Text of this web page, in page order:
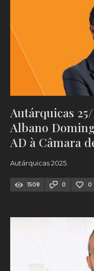
Autárquicas
Albano
AD à Câmara
Autárquicas 2025.
1508 0 0